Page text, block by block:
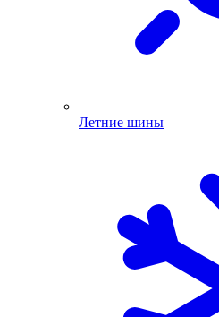
Летние шины